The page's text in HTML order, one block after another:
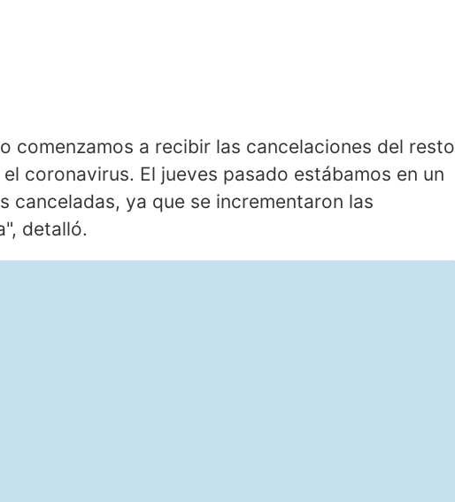
comenzamos a recibir las cancelaciones del resto
coronavirus. El jueves pasado estábamos en un
canceladas, ya que se incrementaron las
detalló.